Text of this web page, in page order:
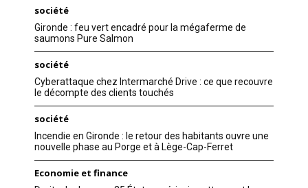
société
Gironde : feu vert encadré pour la mégaferme de
saumons Pure Salmon
société
Cyberattaque chez Intermarché Drive : ce que recouvre
le décompte des clients touchés
société
Incendie en Gironde : le retour des habitants ouvre une
nouvelle phase au Porge et à Lège-Cap-Ferret
Economie et finance